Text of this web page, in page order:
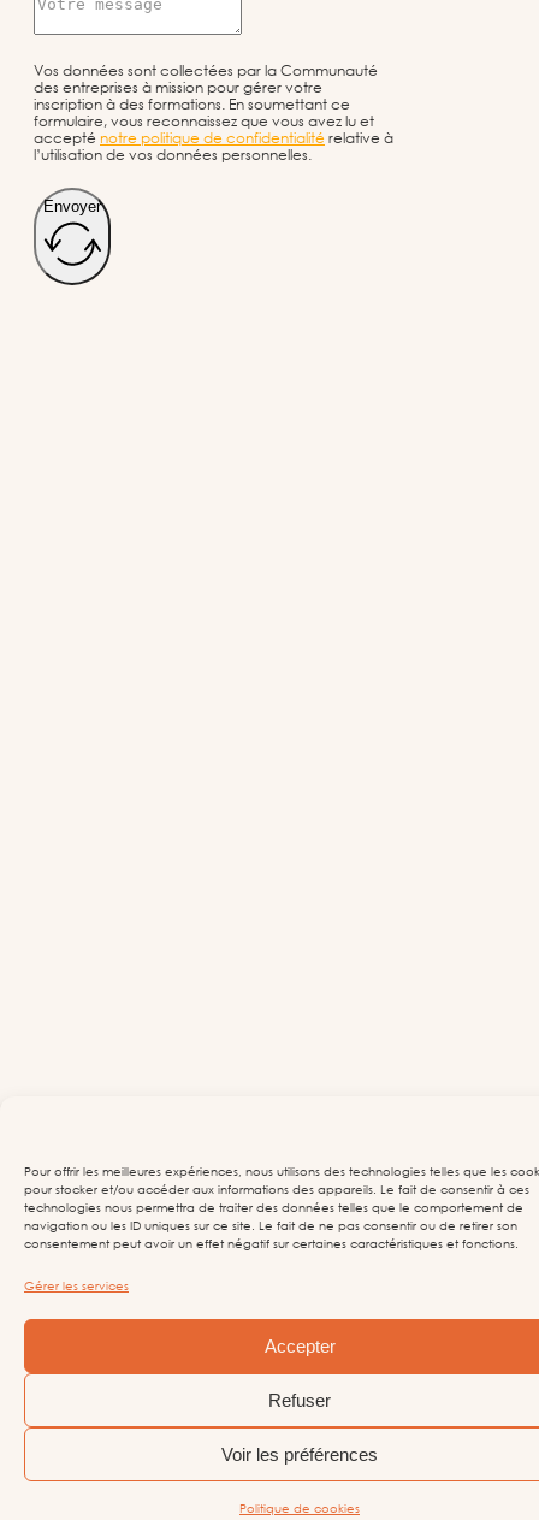
Pour offrir les meilleures expériences, nous utilisons des technologies telles que les
pour stocker et/ou accéder aux informations des appareils. Le fait de consentir à ces
technologies nous permettra de traiter des données telles que le comportement de
navigation ou les ID uniques sur ce site. Le fait de ne pas consentir ou de retirer son
consentement peut avoir un effet négatif sur certaines caractéristiques et fonctions.
Gérer les services
Accepter
Refuser
Voir les préférences
Politique de cookies
Vos données sont collectées par la Communauté
des entreprises à mission pour gérer votre
inscription à des formations. En soumettant ce
formulaire, vous reconnaissez que vous avez lu et
accepté notre politique de confidentialitérelative à
l’utilisation de vos données personnelles.
Envoyer